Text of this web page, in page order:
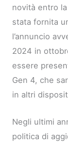
novità entro
stata fornita
l’annuncio
2024 in
essere
Gen 4, che
in altri
Negli ultimi
politica di